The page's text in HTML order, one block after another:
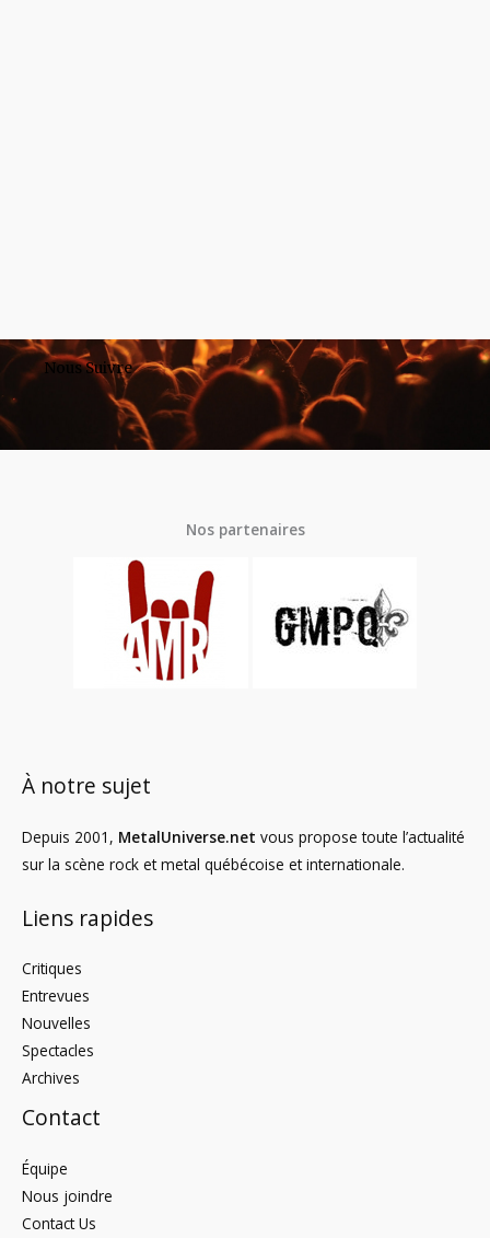
Nous Suivre
Nos partenaires
À notre sujet
Depuis 2001, MetalUniverse.net vous propose toute l’actualité
sur la scène rock et metal québécoise et internationale.
Liens rapides
Critiques
Entrevues
Nouvelles
Spectacles
Archives
Contact
Équipe
Nous joindre
Contact Us